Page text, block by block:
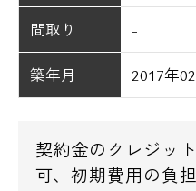
間取り -
築年月 2017年
契約金のクレジッ
可、初期費用の負